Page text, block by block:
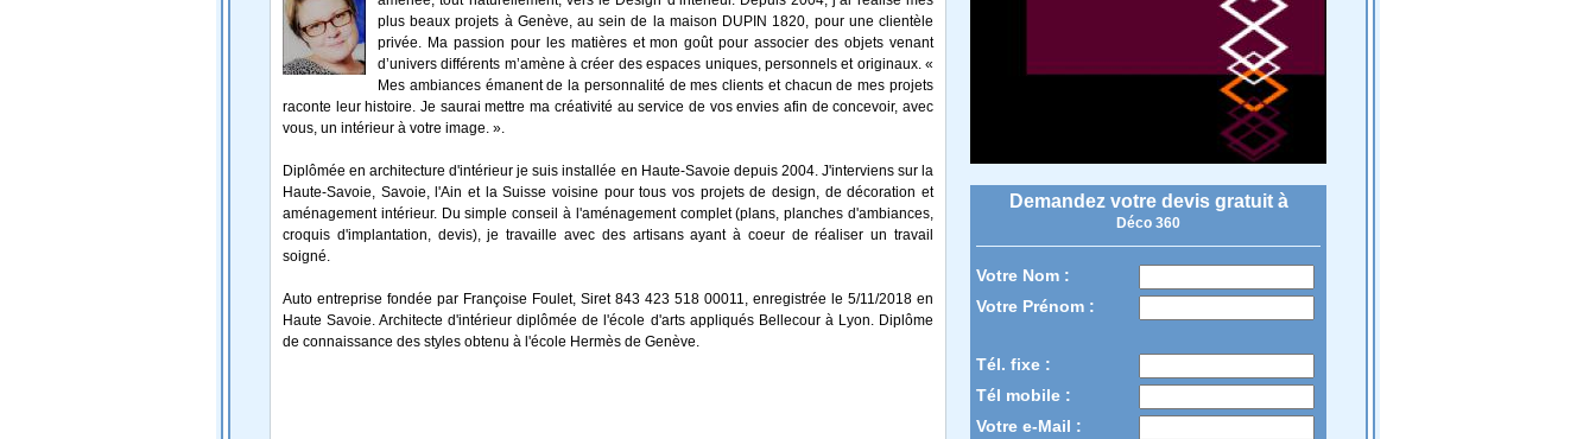
plus beaux projets à Genève, au sein de la maison DUPIN 1820, pour une clientèle
privée. Ma passion pour les matières et mon goût pour associer des objets venant
d’univers différents m’amène à créer des espaces uniques, personnels et originaux. «
Mes ambiances émanent de la personnalité de mes clients et chacun de mes projets
raconte leur histoire. Je saurai mettre ma créativité au service de vos envies afin de concevoir, avec
vous, un intérieur à votre image. ».
Diplômée en architecture d'intérieur je suis installée en Haute-Savoie depuis 2004. J'interviens sur la
Haute-Savoie, Savoie, l'Ain et la Suisse voisine pour tous vos projets de design, de décoration et
aménagement intérieur. Du simple conseil à l'aménagement complet (plans, planches d'ambiances,
croquis d'implantation, devis), je travaille avec des artisans ayant à coeur de réaliser un travail
soigné.
Auto entreprise fondée par Françoise Foulet, Siret 843 423 518 00011, enregistrée le 5/11/2018 en
Haute Savoie. Architecte d'intérieur diplômée de l'école d'arts appliqués Bellecour à Lyon. Diplôme
de connaissance des styles obtenu à l'école Hermès de Genève.
Demandez votre devis gratuit à
Déco 360
Votre Nom :
Votre Prénom :
Tél. fixe :
Tél mobile :
Votre e-Mail :